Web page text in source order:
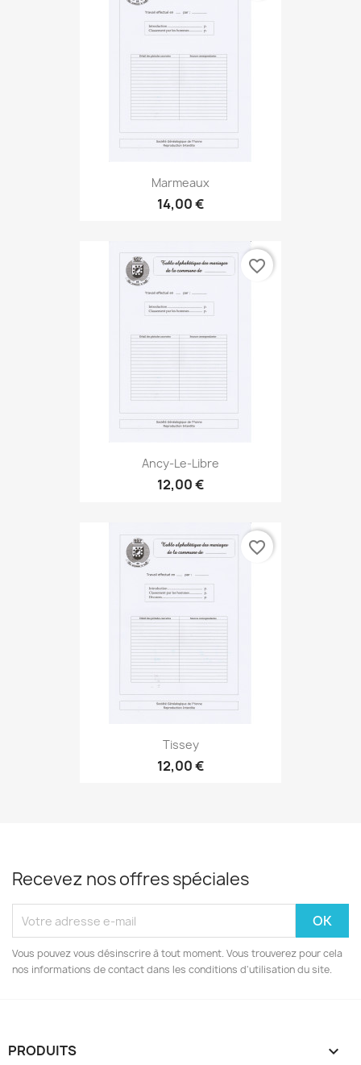
Marmeaux
14,00 €
Ancy-Le-Libre
12,00 €
favorite_border
Tissey
12,00 €
favorite_border
Recevez nos offres spéciales
Vous pouvez vous désinscrire à tout moment. Vous trouverez pour cela
nos informations de contact dans les conditions d'utilisation du site.
PRODUITS 